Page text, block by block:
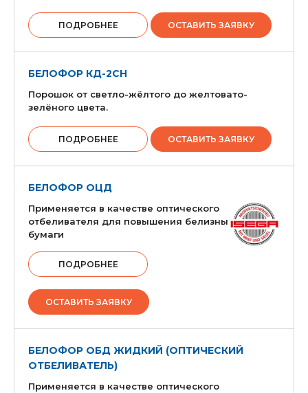
ПОДРОБНЕЕ ОСТАВИТЬ ЗАЯВКУ
БЕЛОФОР КД-2СН
Порошок от светло-жёлтого до желтовато-
зелёного цвета.
ПОДРОБНЕЕ ОСТАВИТЬ ЗАЯВКУ
БЕЛОФОР ОЦД
Применяется в качестве оптического
отбеливателя для повышения белизны
бумаги
ПОДРОБНЕЕ
ОСТАВИТЬ ЗАЯВКУ
БЕЛОФОР ОБД ЖИДКИЙ (ОПТИЧЕСКИЙ
ОТБЕЛИВАТЕЛЬ)
Применяется в качестве оптического